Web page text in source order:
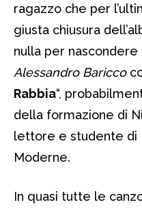
ragazzo che per
giusta chiusura
nulla per nascondere
Alessandro Baricco
Rabbia“,
della formazione di
lettore e studente
Moderne.
In quasi tutte le